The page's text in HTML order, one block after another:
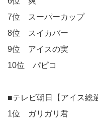
7位 スーパーカップ
8位 スイカバー
9位 アイスの実
10位 パピコ
■テレビ朝日【アイス総
1位 ガリガリ君